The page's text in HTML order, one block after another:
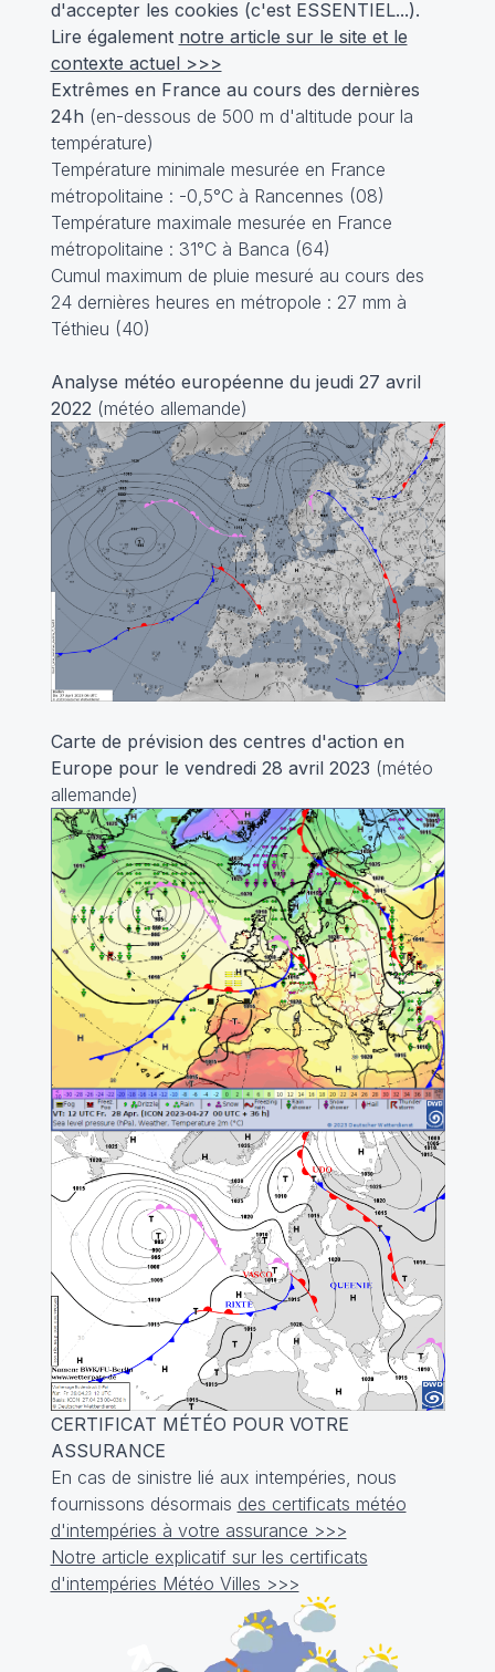
d'accepter les cookies (c'est ESSENTIEL...).
Lire également notre article sur le site et le
contexte actuel >>>
Extrêmes en France au cours des dernières
24h (en-dessous de 500 m d'altitude pour la
température)
Température minimale mesurée en France
métropolitaine : -0,5°C à Rancennes (08)
Température maximale mesurée en France
métropolitaine : 31°C à Banca (64)
Cumul maximum de pluie mesuré au cours des
24 dernières heures en métropole : 27 mm à
Téthieu (40)
Analyse météo européenne du jeudi 27 avril
2022 (météo allemande)
Carte de prévision des centres d'action en
Europe pour le vendredi 28 avril 2023 (météo
allemande)
CERTIFICAT MÉTÉO POUR VOTRE
ASSURANCE
En cas de sinistre lié aux intempéries, nous
fournissons désormais des certificats météo
d'intempéries à votre assurance >>>
Notre article explicatif sur les certificats
d'intempéries Météo Villes >>>